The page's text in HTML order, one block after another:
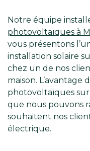
Notre équipe
photovoltaïques à
vous présentons
installation solaire
chez un de nos
maison. L’avantage
photovoltaïques
que nous pouvons
souhaitent nos
électrique.